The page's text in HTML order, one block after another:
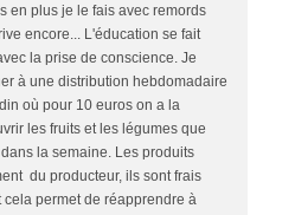
en plus je le fais avec remords
encore... L'éducation se fait
la prise de conscience. Je
à une distribution hebdomadaire
où pour 10 euros on a la
les fruits et les légumes que
la semaine. Les produits
du producteur, ils sont frais
permet de réapprendre à